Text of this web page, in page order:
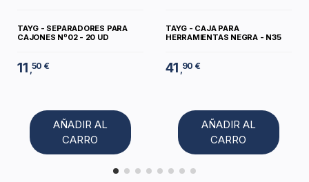
TAYG - SEPARADORES PARA
CAJONES Nº02 - 20 UD
11 ,50 €
AÑADIR AL
CARRO
TAYG - CAJA PARA
HERRAMIENTAS NEGRA - N35
41 ,90 €
AÑADIR AL
CARRO